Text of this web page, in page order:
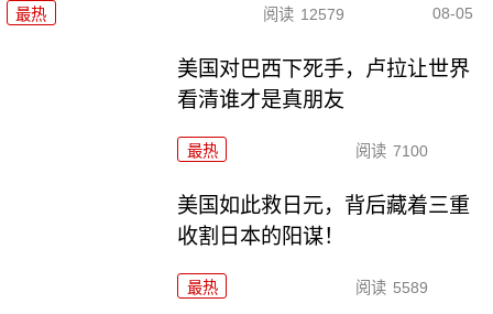
最热 阅读 12579 08-05
美国对巴西下死手，卢拉让世界
看清谁才是真朋友
最热 阅读 7100
美国如此救日元，背后藏着三重
收割日本的阳谋！
最热 阅读 5589